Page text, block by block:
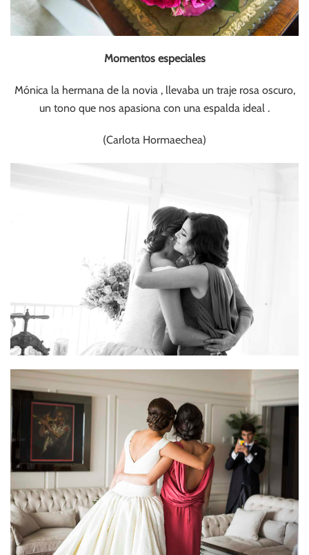
Momentos especiales
Mónica la hermana de la novia , llevaba un traje rosa oscuro,
un tono que nos apasiona con una espalda ideal .
(Carlota Hormaechea)